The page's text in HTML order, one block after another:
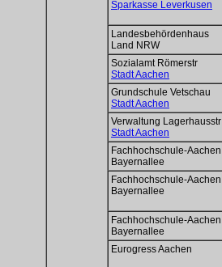
Sparkasse Leverkusen
Landesbehördenhaus
Land NRW
Sozialamt Römerstr
Stadt Aachen
Grundschule Vetschau
Stadt Aachen
Verwaltung Lagerhausstr
Stadt Aachen
Fachhochschule-Aachen
Bayernallee
Fachhochschule-Aachen
Bayernallee
Fachhochschule-Aachen
Bayernallee
Eurogress Aachen